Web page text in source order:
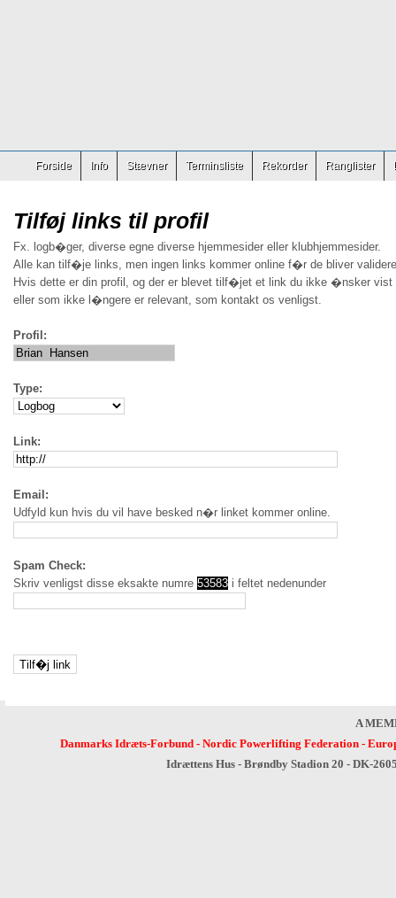
Forside Info Stævner Terminsliste Rekorder Ranglister
Tilføj links til profil
Fx. logb�ger, diverse egne diverse hjemmesider eller klubhjemmesider.
Alle kan tilf�je links, men ingen links kommer online f�r de bliver
Hvis dette er din profil, og der er blevet tilf�jet et link du ikke �nsker vist
eller som ikke l�ngere er relevant, som kontakt os venligst.
Profil:
Type:
Link:
Email:
Udfyld kun hvis du vil have besked n�r linket kommer online.
Spam Check:
Skriv venligst disse eksakte numre 53583 i feltet nedenunder
A
Danmarks Idræts-Forbund- Nordic Powerlifting Federation-
Idrættens Hus - Brøndby Stadion 20 - DK-